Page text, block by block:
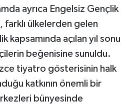
ayrıca Engelsiz Gençlik
farklı ülkelerden gelen
açılan yıl sonu
beğenisine sunuldu.
tiyatro gösterisinin halk
katkının önemli bir
bünyesinde